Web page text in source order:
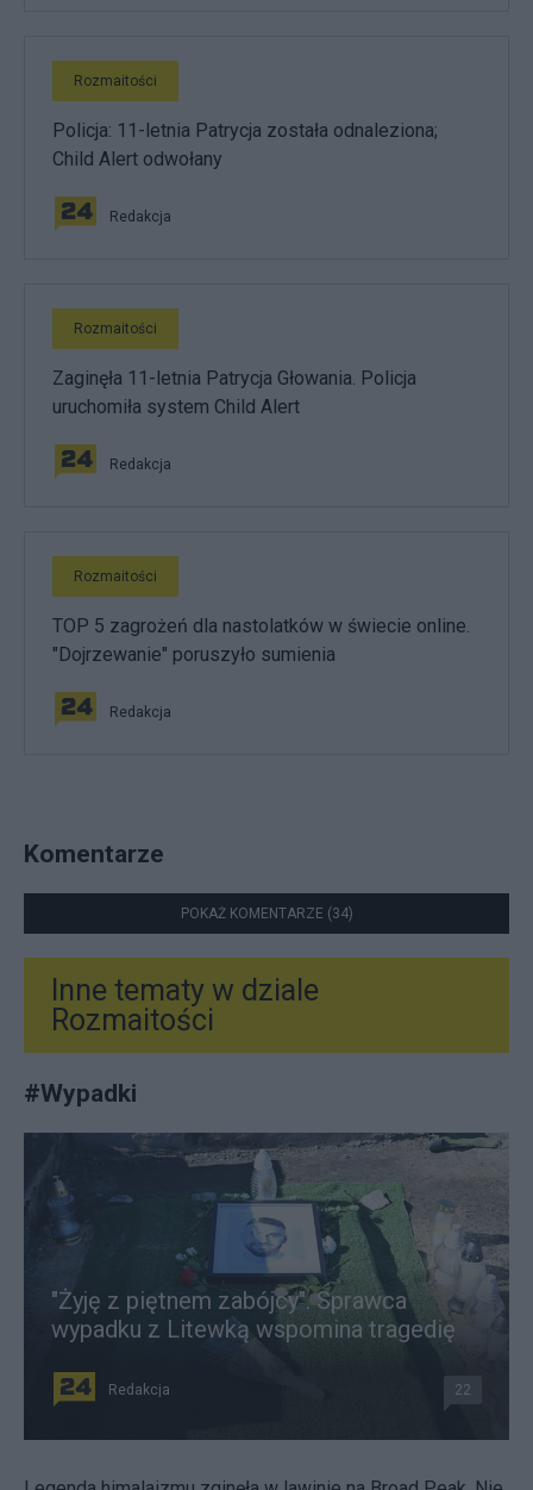
Rozmaitości
Policja: 11-letnia Patrycja została odnaleziona;
Child Alert odwołany
Redakcja
Rozmaitości
Zaginęła 11-letnia Patrycja Głowania. Policja
uruchomiła system Child Alert
Redakcja
Rozmaitości
TOP 5 zagrożeń dla nastolatków w świecie online.
"Dojrzewanie" poruszyło sumienia
Redakcja
Komentarze
POKAŻ KOMENTARZE (34)
Inne tematy w dziale
Rozmaitości
#Wypadki
"Żyję z piętnem zabójcy". Sprawca
wypadku z Litewką wspomina tragedię
Redakcja 22